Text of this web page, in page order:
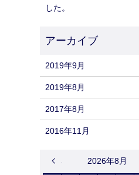
した。
2019年9月
2019年8月
2017年8月
2016年11月
2026年8月